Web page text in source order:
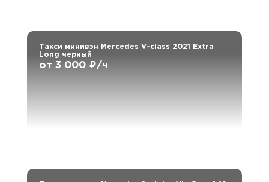
Такси минивэн Mercedes V-class 2021 Extra
Long черный
от 3 000 ₽/ч